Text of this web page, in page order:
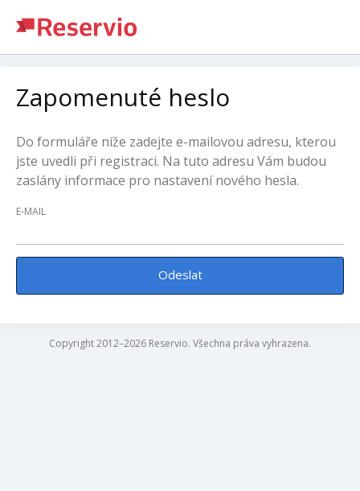
Zapomenuté heslo
Do formuláře níže zadejte e-mailovou adresu, kterou
jste uvedli při registraci. Na tuto adresu Vám budou
zaslány informace pro nastavení nového hesla.
E-MAIL
Odeslat
Copyright 2012–2026 Reservio. Všechna práva vyhrazena.